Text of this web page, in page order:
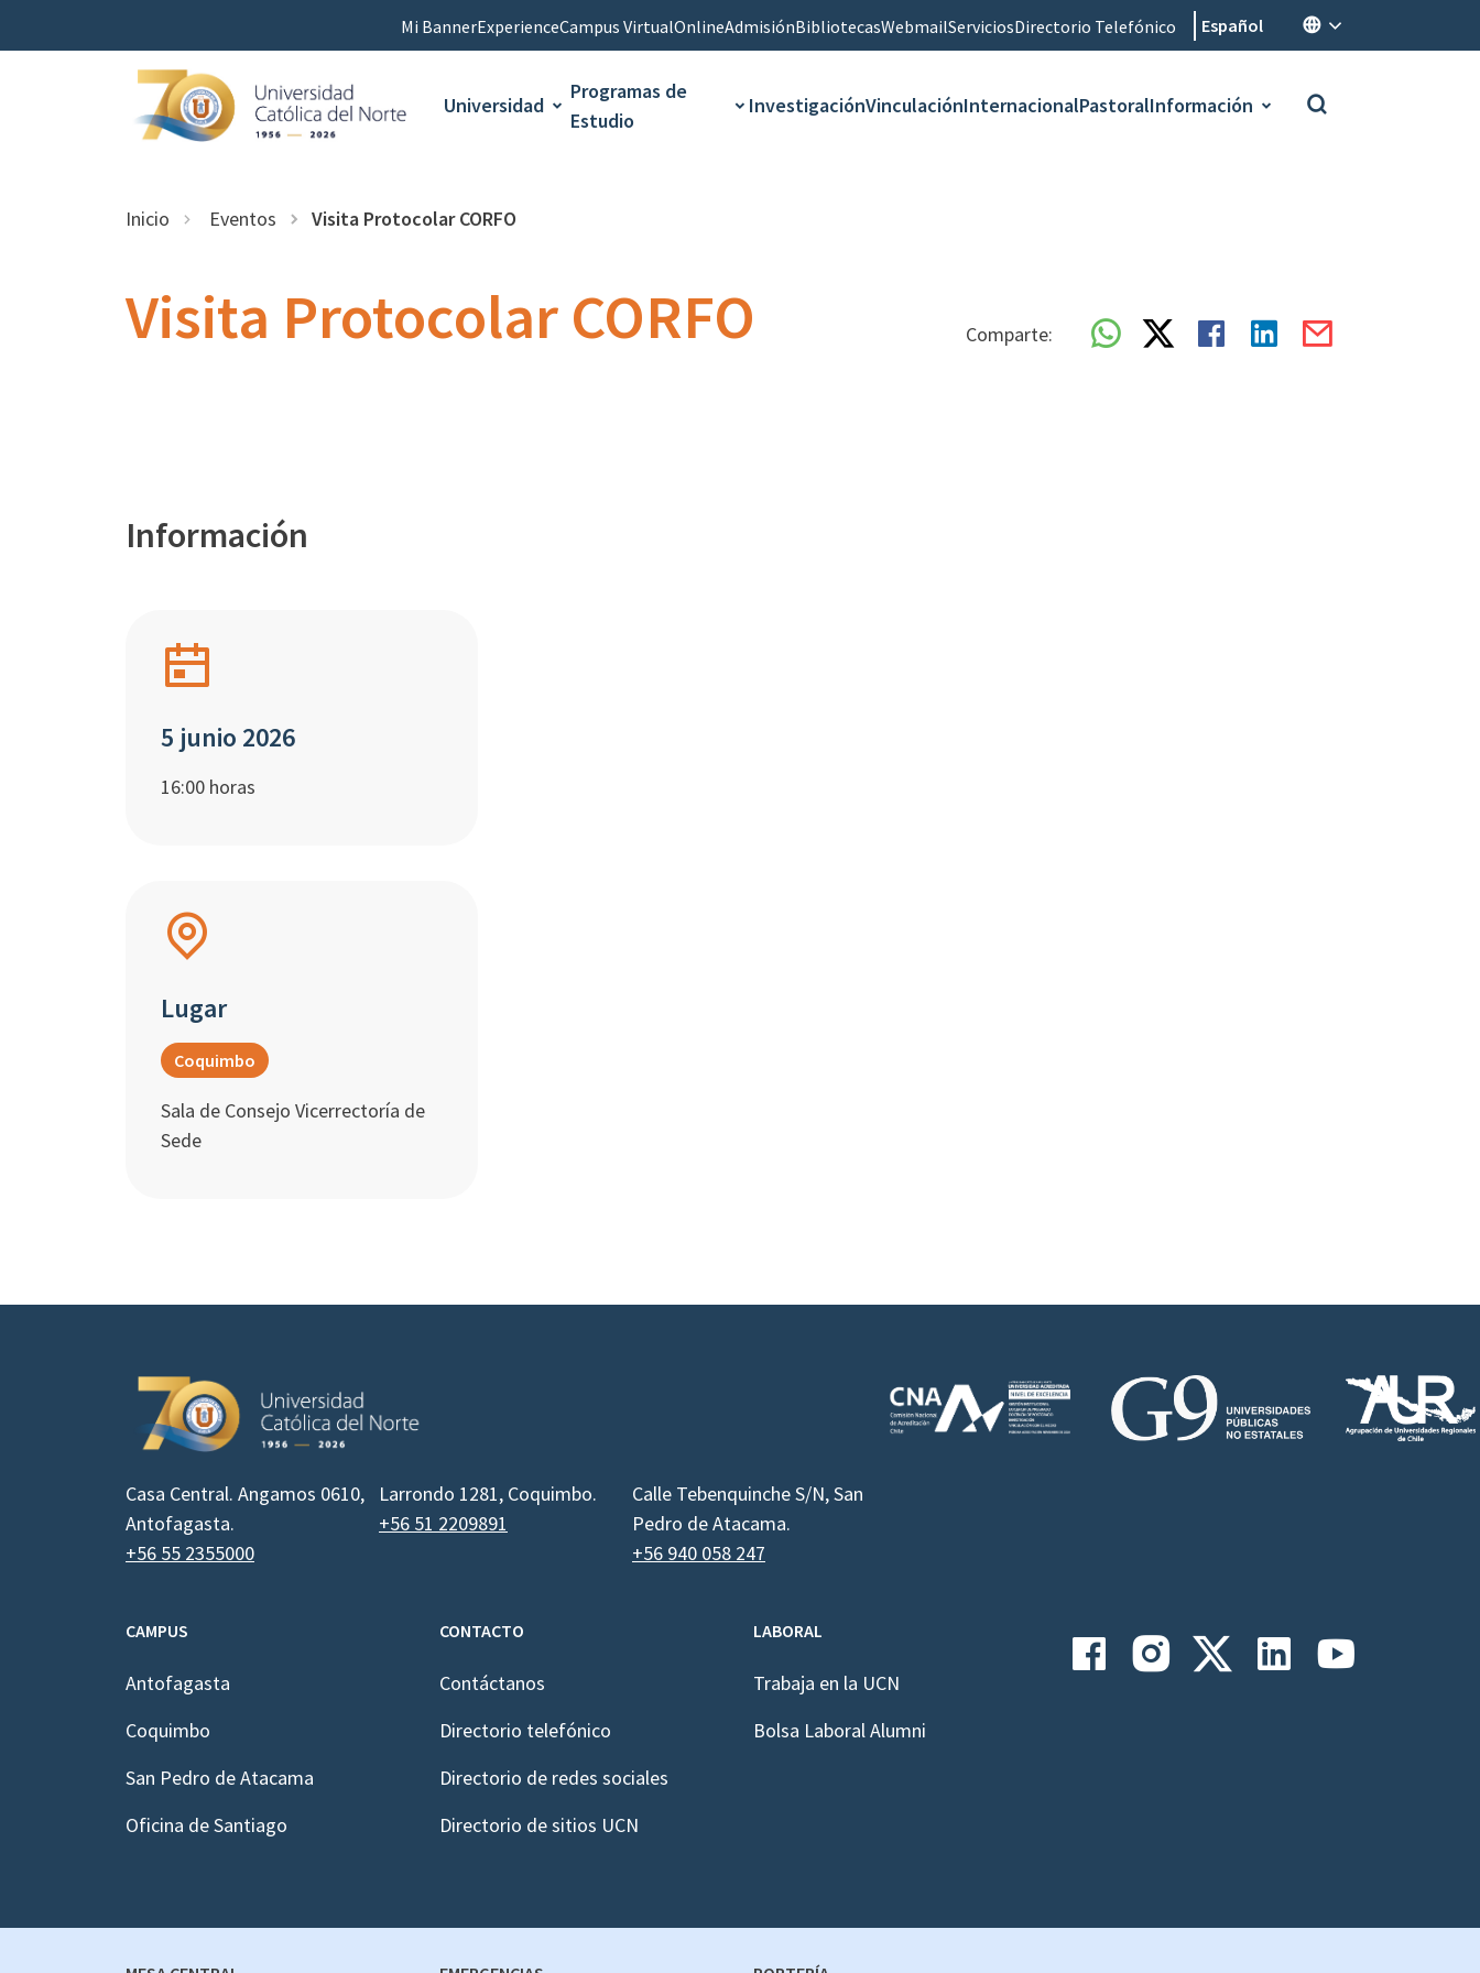
Mi BannerExperienceCampus VirtualOnlineAdmisiónBibliotecasWebmailServiciosDirectorio Telefónico Español
Universidad
Programas de
Estudio
InvestigaciónVinculaciónInternacionalPastoralInformación
Inicio Eventos Visita Protocolar CORFO
Visita Protocolar CORFO Comparte:
Información
5 junio 2026
16:00 horas
Lugar
Coquimbo
Sala de Consejo Vicerrectoría de
Sede
Casa Central. Angamos 0610,
Antofagasta.
+56 55 2355000
Larrondo 1281, Coquimbo.
+56 51 2209891
Calle Tebenquinche S/N, San
Pedro de Atacama.
+56 940 058 247
CAMPUS
Antofagasta
Coquimbo
San Pedro de Atacama
Oficina de Santiago
CONTACTO
Contáctanos
Directorio telefónico
Directorio de redes sociales
Directorio de sitios UCN
LABORAL
Trabaja en la UCN
Bolsa Laboral Alumni